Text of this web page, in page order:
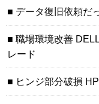
データ復旧依頼だ
職場環境改善
レード
ヒンジ部分破損